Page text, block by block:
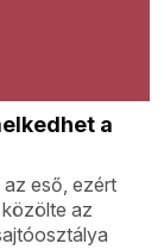
a
eső, ezért
az